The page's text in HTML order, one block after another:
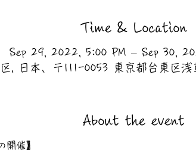
Time & Location
Sep 29, 2022, 5:00 PM – Sep 30,
, 日本、〒111-0053 東京都台東区浅
About the event
開催】